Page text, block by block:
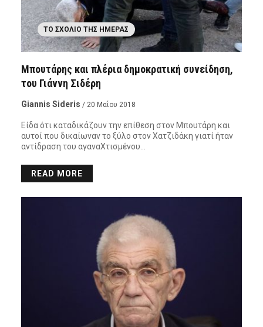
ΤΟ ΣΧΌΛΙΟ ΤΗΣ ΗΜΈΡΑΣ
Μπουτάρης και πλέρια δημοκρατική συνείδηση,
του Γιάννη Σιδέρη
Giannis Sideris / 20 Μαΐου 2018
Είδα ότι καταδικάζουν την επίθεση στον Μπουτάρη και
αυτοί που δικαίωναν το ξύλο στον Χατζιδάκη γιατί ήταν
αντίδραση του αγαναΧτισμένου…
READ MORE